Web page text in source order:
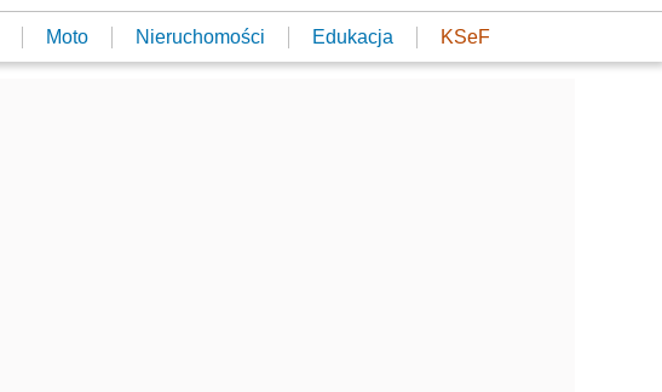
Moto Nieruchomości Edukacja KSeF